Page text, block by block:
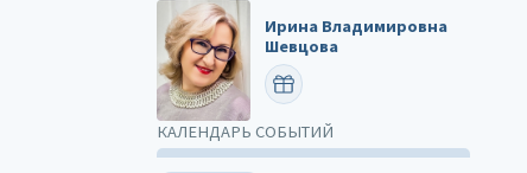
Ирина Владимировна
Шевцова
ПОЗДРАВИТЬ
КАЛЕНДАРЬ СОБЫТИЙ